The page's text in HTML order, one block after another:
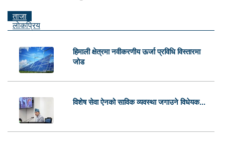
ताजा
लाेकप्रिय
हिमाली क्षेत्रमा नवीकरणीय ऊर्जा प्रविधि विस्तारमा
जोड
विशेष सेवा ऐनको साविक व्यवस्था जगाउने विधेयक...